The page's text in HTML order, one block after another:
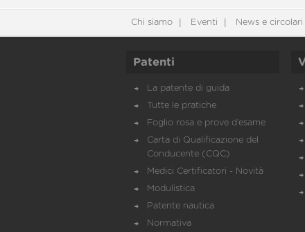
Chi siamo Eventi News e circolari
Patenti
La patente di guida
Tutte le pratiche
Foglio rosa e prove d’esame
Carta di Qualificazione del
Conducente (CQC)
Medici Certificatori - Novità
Modulistica
Patente nautica
Normativa